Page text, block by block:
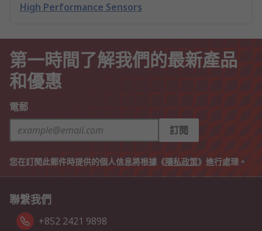
High Performance Sensors
第一時間了解我們的最新產品
和優惠
電郵
訂閱
您在訂閱此郵件時提供的個人信息將根據《隱私政策》進行處理。
聯繫我們
+852 2421 9898